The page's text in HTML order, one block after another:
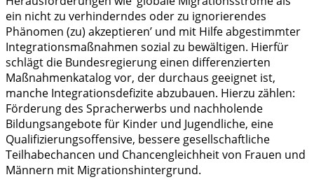
ein nicht zu verhinderndes oder zu ignorierendes
Phänomen (zu) akzeptieren’ und mit Hilfe abgestimmter
Integrationsmaßnahmen sozial zu bewältigen. Hierfür
schlägt die Bundesregierung einen differenzierten
Maßnahmenkatalog vor, der durchaus geeignet ist,
manche Integrationsdefizite abzubauen. Hierzu zählen:
Förderung des Spracherwerbs und nachholende
Bildungsangebote für Kinder und Jugendliche, eine
Qualifizierungsoffensive, bessere gesellschaftliche
Teilhabechancen und Chancengleichheit von Frauen und
Männern mit Migrationshintergrund.